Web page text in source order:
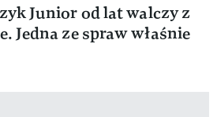
Junior od lat walczy z
Jedna ze spraw właśnie